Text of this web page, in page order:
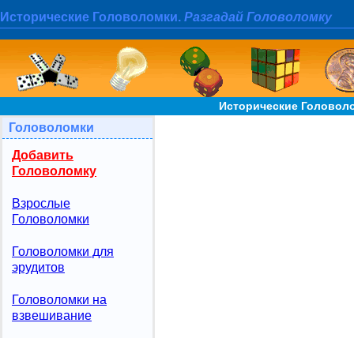
Исторические Головоломки. Разгадай Головоломку
Исторические
Головоломки
Добавить
Головоломку
Взрослые
Головоломки
Головоломки для
эрудитов
Головоломки на
взвешивание